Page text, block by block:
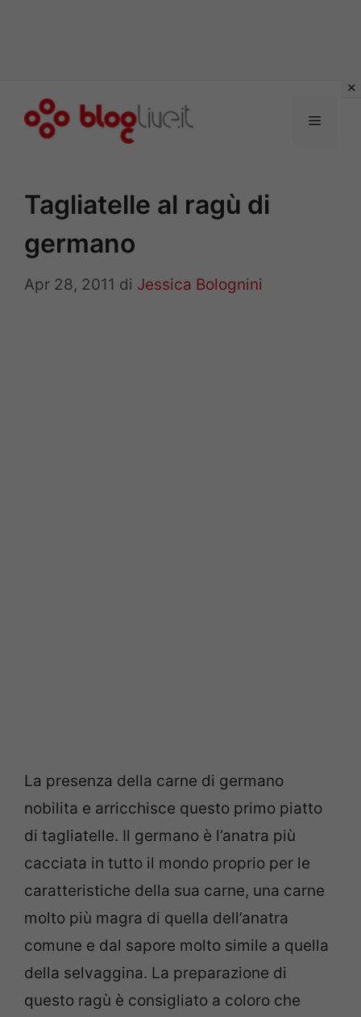
Menu
Tagliatelle al ragù di
germano
Apr 28, 2011 di Jessica Bolognini
La presenza della carne di germano
nobilita e arricchisce questo primo piatto
di tagliatelle. Il germano è l’anatra più
cacciata in tutto il mondo proprio per le
caratteristiche della sua carne, una carne
molto più magra di quella dell’anatra
comune e dal sapore molto simile a quella
della selvaggina. La preparazione di
questo ragù è consigliato a coloro che